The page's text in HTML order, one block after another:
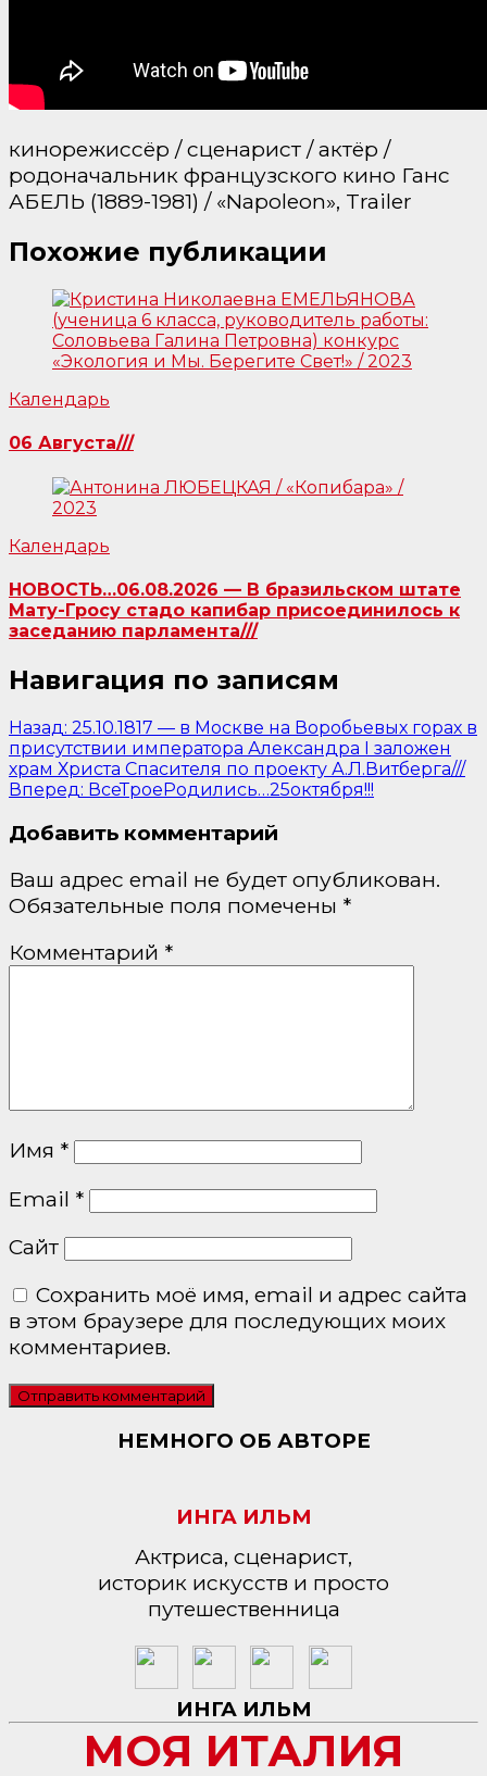
кинорежиссёр / сценарист / актёр /
родоначальник французского кино Ганс
АБЕЛЬ (1889-1981) / «Napoleon», Trailer
Похожие публикации
Календарь
06 Августа///
Календарь
НОВОСТЬ…06.08.2026 — В бразильском штате
Мату-Гросу стадо капибар присоединилось к
заседанию парламента///
Навигация по записям
Назад: 25.10.1817 — в Москве на Воробьевых горах в
присутствии императора Александра I заложен
храм Христа Спасителя по проекту А.Л.Витберга///
Вперед: ВсеТроеРодились…25октября!!!
Добавить комментарий
Ваш адрес email не будет опубликован.
Обязательные поля помечены *
Комментарий *
Имя *
Email *
Сайт
Сохранить моё имя, email и адрес сайта
в этом браузере для последующих моих
комментариев.
НЕМНОГО ОБ АВТОРЕ
ИНГА ИЛЬМ
Актриса, сценарист,
историк искусств и просто
путешественница
ИНГА ИЛЬМ
МОЯ ИТАЛИЯ